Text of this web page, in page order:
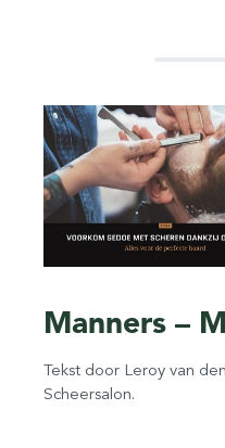
Manners –
Tekst door Leroy van
Scheersalon.